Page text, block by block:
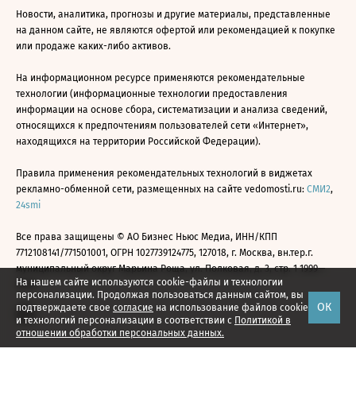
На нашем сайте используются cookie-файлы и технологии
персонализации. Продолжая пользоваться данным сайтом, вы
подтверждаете свое согласие на использование файлов cookie
и технологий персонализации в соответствии с Политикой в
отношении обработки персональных данных.
ОК
Новости, аналитика, прогнозы и другие материалы, представленные
на данном сайте, не являются офертой или рекомендацией к покупке
или продаже каких-либо активов.
На информационном ресурсе применяются рекомендательные
технологии (информационные технологии предоставления
информации на основе сбора, систематизации и анализа сведений,
относящихся к предпочтениям пользователей сети «Интернет»,
находящихся на территории Российской Федерации).
Правила применения рекомендательных технологий в виджетах
рекламно-обменной сети, размещенных на сайте vedomosti.ru: СМИ2,
24smi
Все права защищены © АО Бизнес Ньюс Медиа, ИНН/КПП
7712108141/771501001, ОГРН 1027739124775, 127018, г. Москва, вн.тер.г.
муниципальный округ Марьина Роща, ул. Полковая, д. 3, стр. 1 1999—
2026